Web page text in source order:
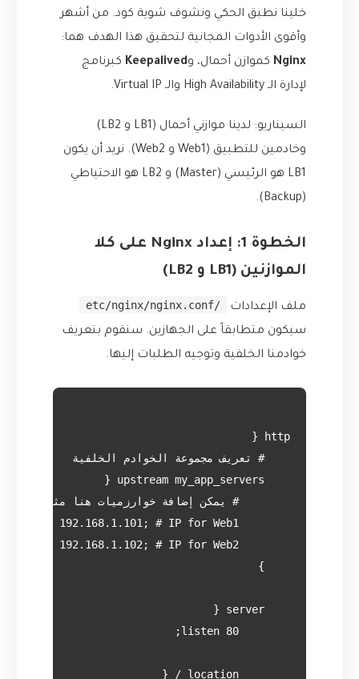
خلينا نطبق الحكي ونشوف شوية كود. من أشهر
وأقوى الأدوات المجانية لتحقيق هذا الهدف هما:
Nginx كموازن أحمال، وKeepalived كبرنامج
لإدارة الـ High Availability والـ Virtual IP.
السيناريو: لدينا موازني أحمال (LB1 و LB2)
وخادمين للتطبيق (Web1 و Web2). نريد أن يكون
LB1 هو الرئيسي (Master) و LB2 هو الاحتياطي
(Backup).
الخطوة 1: إعداد Nginx على كلا
الموازنين (LB1 و LB2)
ملف الإعدادات /etc/nginx/nginx.conf
سيكون متطابقاً على الجهازين. سنقوم بتعريف
خوادمنا الخلفية وتوجيه الطلبات إليها.